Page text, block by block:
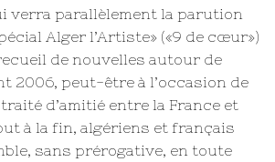
verra parallèlement la parution
Alger l’Artiste» («9 de cœur»)
de nouvelles autour de
2006, peut-être à l’occasion de
d’amitié entre la France et
à la fin, algériens et français
sans prérogative, en toute